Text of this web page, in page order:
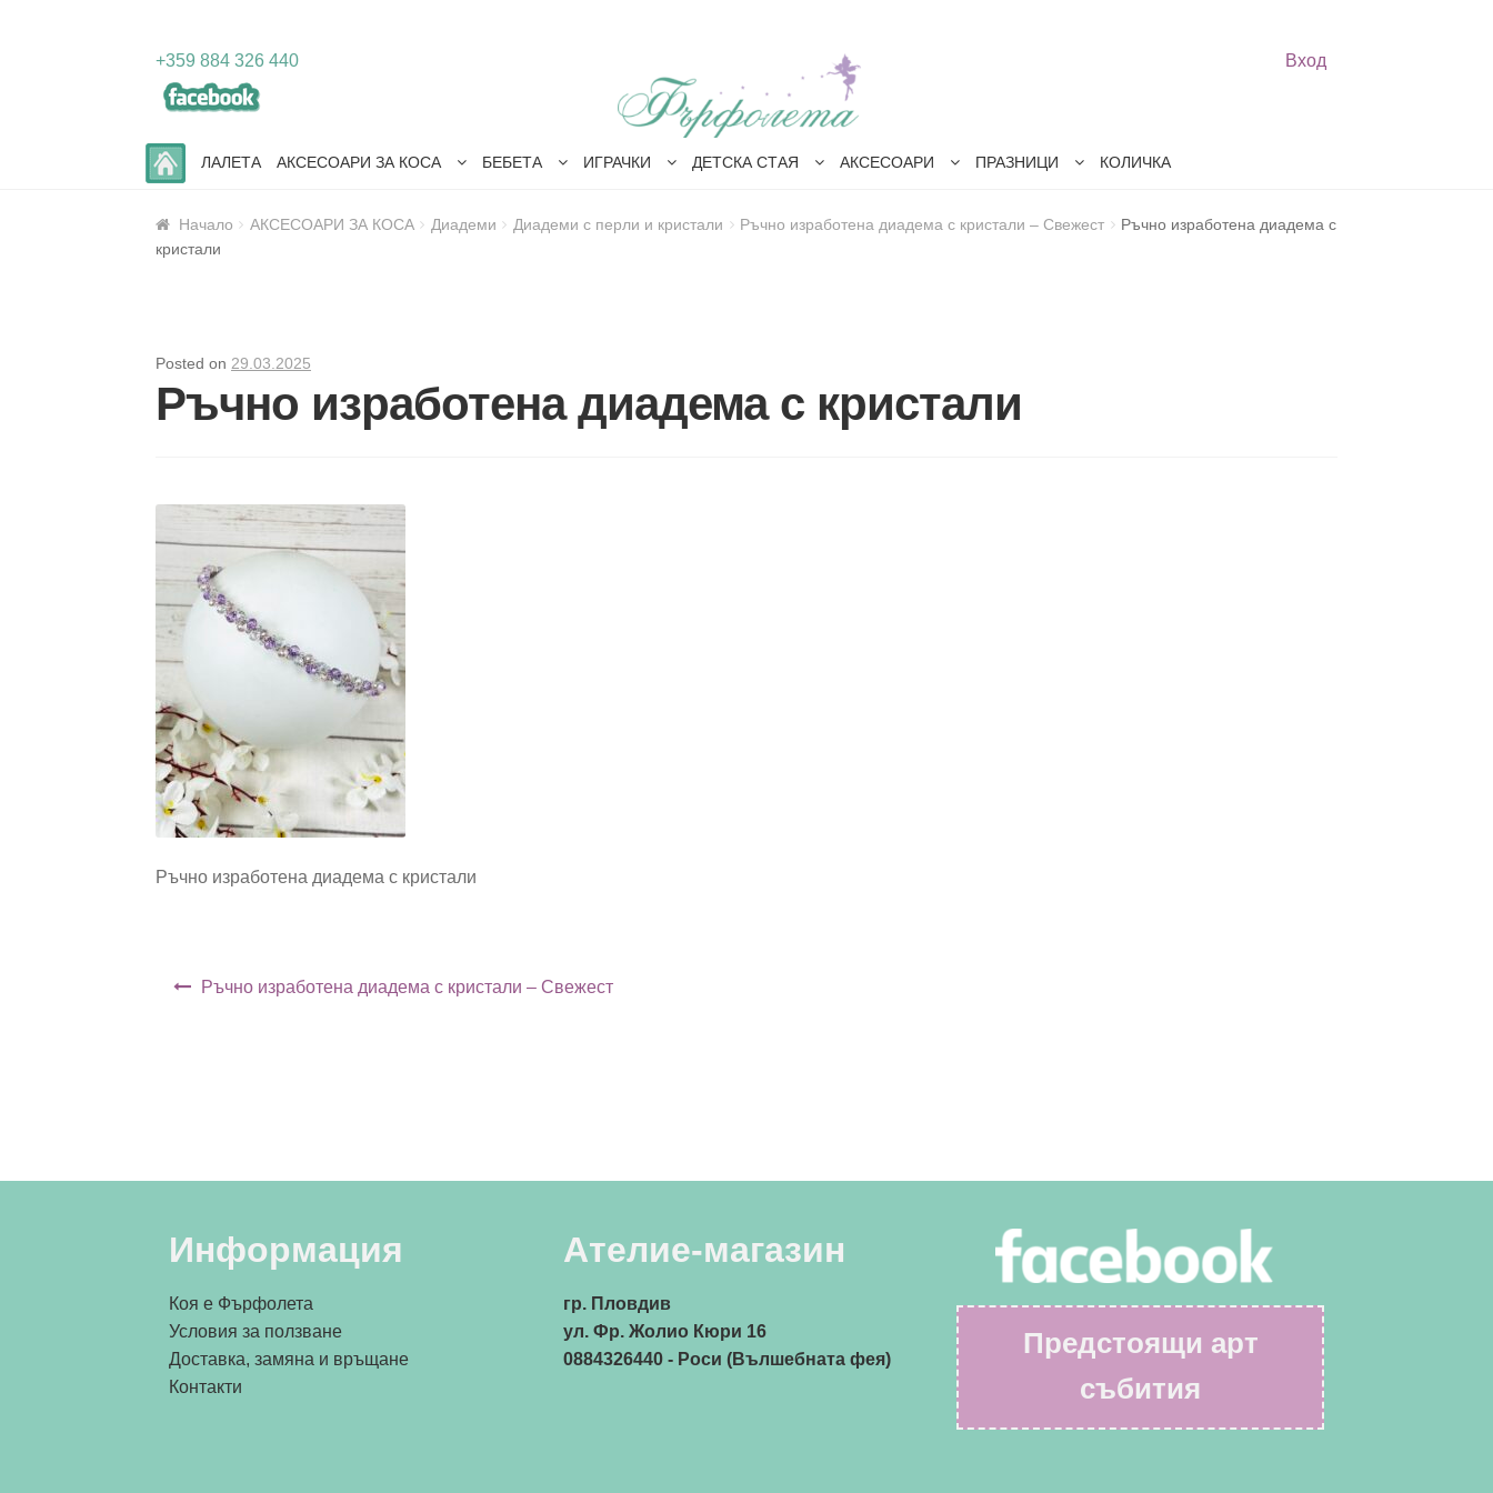
+359 884 326 440 Вход
Skip
to
navigation
Skip
to
content
ЛАЛЕТА АКСЕСОАРИ ЗА КОСА БЕБЕТА ИГРАЧКИ ДЕТСКА СТАЯ АКСЕСОАРИ ПРАЗНИЦИ КОЛИЧКА
Начало АКСЕСОАРИ ЗА КОСА Диадеми Диадеми с перли и кристали Ръчно изработена диадема с кристали – Свежест
Ръчно изработена диадема с
кристали
Posted on 29.03.2025
Ръчно изработена диадема с кристали
Ръчно изработена диадема с кристали
Навигация
Ръчно изработена диадема с кристали – Свежест
Информация
Коя е Фърфолета
Условия за ползване
Доставка, замяна и връщане
Контакти
Ателие-магазин
гр. Пловдив
ул. Фр. Жолио Кюри 16
0884326440- Роси (Вълшебната фея)
Предстоящи арт
събития